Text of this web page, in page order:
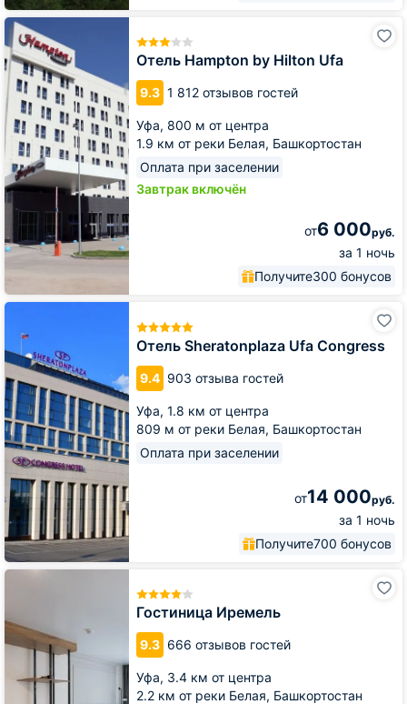
Отель Hampton by Hilton Ufa
9.3 1 812 отзывов гостей
Уфа, 800 м от центра
1.9 км от реки Белая, Башкортостан
Оплата при заселении
Завтрак включён
от6 000руб.
за 1 ночь
Получите300 бонусов
Отель
Hampton
by
Hilton
Ufa
Отель Sheratonplaza Ufa Congress
9.4 903 отзыва гостей
Уфа, 1.8 км от центра
809 м от реки Белая, Башкортостан
Оплата при заселении
от14 000руб.
за 1 ночь
Получите700 бонусов
Отель
Ufa
Congress
Гостиница Иремель
9.3 666 отзывов гостей
Уфа, 3.4 км от центра
2.2 км от реки Белая, Башкортостан
Гостиница